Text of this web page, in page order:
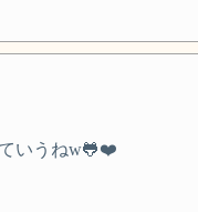
いうねw🐸❤️